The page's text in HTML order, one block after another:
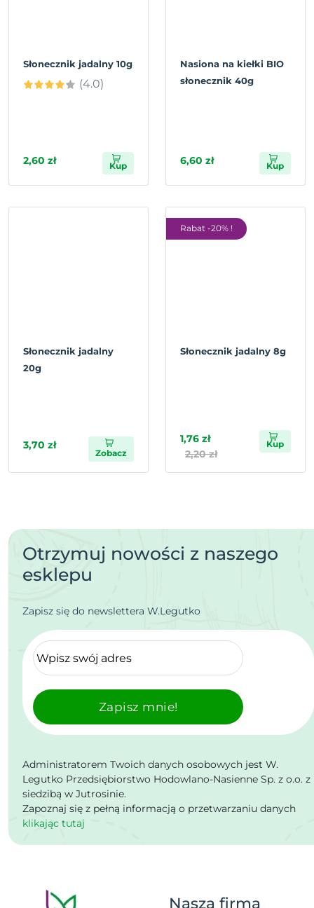
Słonecznik jadalny 10g
(4.0)
2,60 zł Kup
Nasiona na kiełki BIO
słonecznik 40g
6,60 zł Kup
Słonecznik jadalny
20g
3,70 zł
Zobacz
Rabat -20% !
Słonecznik jadalny 8g
1,76 zł
2,20 zł
Kup
Otrzymuj nowości z naszego
esklepu
Zapisz się do newslettera W.Legutko
Zapisz mnie!
Administratorem Twoich danych osobowych jest W.
Legutko Przedsiębiorstwo Hodowlano-Nasienne Sp. z o.o. z
siedzibą w Jutrosinie.
Zapoznaj się z pełną informacją o przetwarzaniu danych
klikając tutaj
Nasza firma